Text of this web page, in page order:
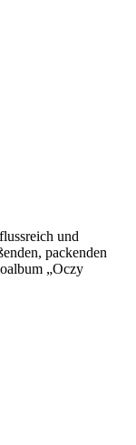
und
packenden
„Oczy